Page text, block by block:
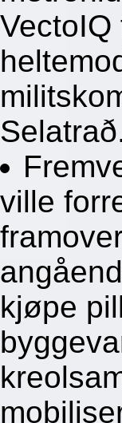
ville
kjøpe